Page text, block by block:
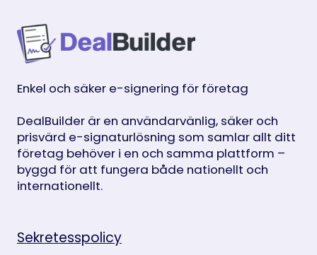
Enkel och säker e-signering för företag
DealBuilder är en användarvänlig, säker och
prisvärd e-signaturlösning som samlar allt ditt
företag behöver i en och samma plattform –
byggd för att fungera både nationellt och
internationellt.
Sekretesspolicy